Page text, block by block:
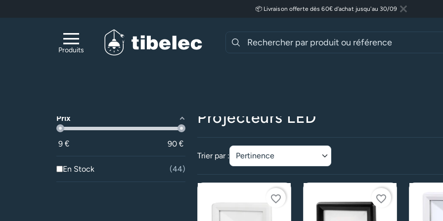
Lire plus
📦 Livraison offerte dès 60€ d'achat jusqu'au 30/09
Fermer
Produits
Prix
9 € 90 €
En Stock 44
Projecteurs LED
Trier par :
favorite_border favorite_border